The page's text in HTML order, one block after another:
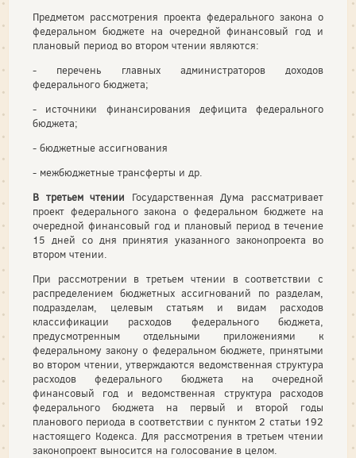
Предметом рассмотрения проекта федерального закона о
федеральном бюджете на очередной финансовый год и
плановый период во втором чтении являются:
- перечень главных администраторов доходов
федерального бюджета;
- источники финансирования дефицита федерального
бюджета;
- бюджетные ассигнования
- межбюджетные трансферты и др.
В третьем чтении Государственная Дума рассматривает
проект федерального закона о федеральном бюджете на
очередной финансовый год и плановый период в течение
15 дней со дня принятия указанного законопроекта во
втором чтении.
При рассмотрении в третьем чтении в соответствии с
распределением бюджетных ассигнований по разделам,
подразделам, целевым статьям и видам расходов
классификации расходов федерального бюджета,
предусмотренным отдельными приложениями к
федеральному закону о федеральном бюджете, принятыми
во втором чтении, утверждаются ведомственная структура
расходов федерального бюджета на очередной
финансовый год и ведомственная структура расходов
федерального бюджета на первый и второй годы
планового периода в соответствии с пунктом 2 статьи 192
настоящего Кодекса. Для рассмотрения в третьем чтении
законопроект выносится на голосование в целом.